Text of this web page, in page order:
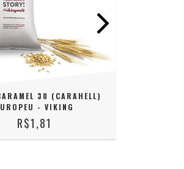
30 (CARAHELL)
- VIKING
R$1,81